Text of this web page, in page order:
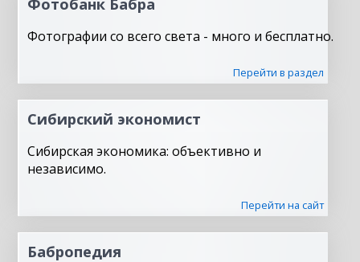
Фотографии со всего света - много и бесплатно.
Перейти в раздел
Сибирский экономист
Сибирская экономика: объективно и
независимо.
Перейти на сайт
Бабропедия